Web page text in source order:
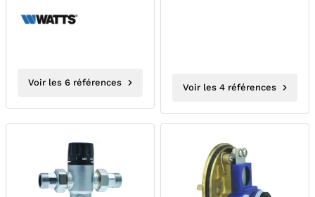
70°C ACS ULTRAMIX
Voir les 6 références Voir les 4 références